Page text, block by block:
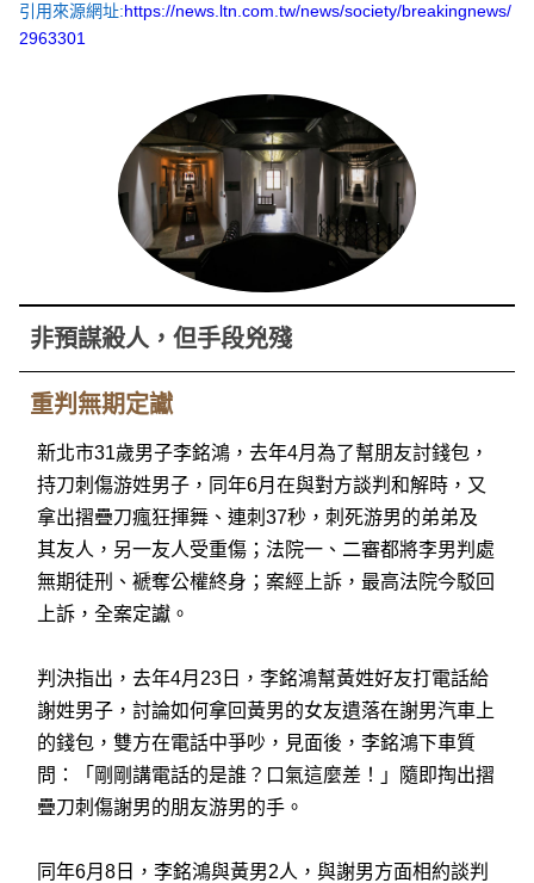
引用來源網址:https://news.ltn.com.tw/news/society/breakingnews/
2963301
非預謀殺人，但手段兇殘
重判無期定讞
新北市31歲男子李銘鴻，去年4月為了幫朋友討錢包，
持刀刺傷游姓男子，同年6月在與對方談判和解時，又
拿出摺疊刀瘋狂揮舞、連刺37秒，刺死游男的弟弟及
其友人，另一友人受重傷；法院一、二審都將李男判處
無期徒刑、褫奪公權終身；案經上訴，最高法院今駁回
上訴，全案定讞。
判決指出，去年4月23日，李銘鴻幫黃姓好友打電話給
謝姓男子，討論如何拿回黃男的女友遺落在謝男汽車上
的錢包，雙方在電話中爭吵，見面後，李銘鴻下車質
問：「剛剛講電話的是誰？口氣這麼差！」隨即掏出摺
疊刀刺傷謝男的朋友游男的手。
同年6月8日，李銘鴻與黃男2人，與謝男方面相約談判